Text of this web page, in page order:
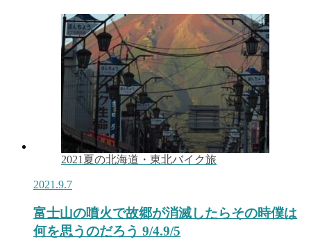
2021夏の北海道・東北バイク旅
2021.9.7
富士山の噴火で故郷が消滅したらその時僕は
何を思うのだろう 9/4.9/5